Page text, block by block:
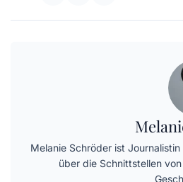
Melanie Schröder ist
über die Schnittstellen